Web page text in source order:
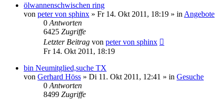
ölwannenschwischen ring
von peter von sphinx » Fr 14. Okt 2011, 18:19 » in Angebote
0 Antworten
6425 Zugriffe
Letzter Beitrag von peter von sphinx
Fr 14. Okt 2011, 18:19
bin Neumitglied,suche TX
von Gerhard Höss » Di 11. Okt 2011, 12:41 » in Gesuche
0 Antworten
8499 Zugriffe